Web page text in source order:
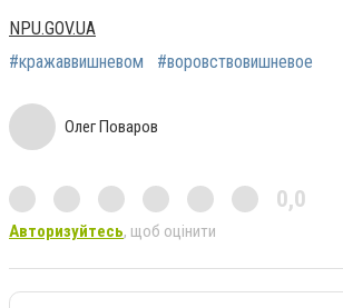
NPU.GOV.UA
#кражаввишневом
#воровствовишневое
Олег Поваров
0,0
Авторизуйтесь, щоб оцінити